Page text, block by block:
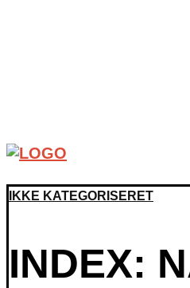
IKKE KATEGORISERET
INDEX: